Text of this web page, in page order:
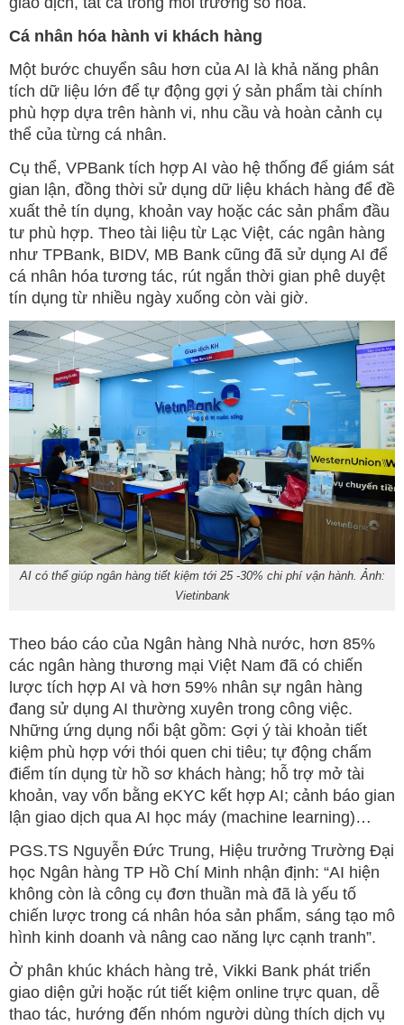
Cá nhân hóa hành vi khách hàng
Một bước chuyển sâu hơn của AI là khả năng phân
tích dữ liệu lớn để tự động gợi ý sản phẩm tài chính
phù hợp dựa trên hành vi, nhu cầu và hoàn cảnh cụ
thể của từng cá nhân.
Cụ thể, VPBank tích hợp AI vào hệ thống để giám sát
gian lận, đồng thời sử dụng dữ liệu khách hàng để đề
xuất thẻ tín dụng, khoản vay hoặc các sản phẩm đầu
tư phù hợp. Theo tài liệu từ Lạc Việt, các ngân hàng
như TPBank, BIDV, MB Bank cũng đã sử dụng AI để
cá nhân hóa tương tác, rút ngắn thời gian phê duyệt
tín dụng từ nhiều ngày xuống còn vài giờ.
AI có thể giúp ngân hàng tiết kiệm tới 25 -30% chi phí vận hành. Ảnh:
Vietinbank
Theo báo cáo của Ngân hàng Nhà nước, hơn 85%
các ngân hàng thương mại Việt Nam đã có chiến
lược tích hợp AI và hơn 59% nhân sự ngân hàng
đang sử dụng AI thường xuyên trong công việc.
Những ứng dụng nổi bật gồm: Gợi ý tài khoản tiết
kiệm phù hợp với thói quen chi tiêu; tự động chấm
điểm tín dụng từ hồ sơ khách hàng; hỗ trợ mở tài
khoản, vay vốn bằng eKYC kết hợp AI; cảnh báo gian
lận giao dịch qua AI học máy (machine learning)…
PGS.TS Nguyễn Đức Trung, Hiệu trưởng Trường Đại
học Ngân hàng TP Hồ Chí Minh nhận định: “AI hiện
không còn là công cụ đơn thuần mà đã là yếu tố
chiến lược trong cá nhân hóa sản phẩm, sáng tạo mô
hình kinh doanh và nâng cao năng lực cạnh tranh”.
Ở phân khúc khách hàng trẻ, Vikki Bank phát triển
giao diện gửi hoặc rút tiết kiệm online trực quan, dễ
thao tác, hướng đến nhóm người dùng thích dịch vụ